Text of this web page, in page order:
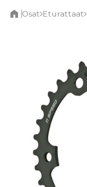
Osat Eturattaat